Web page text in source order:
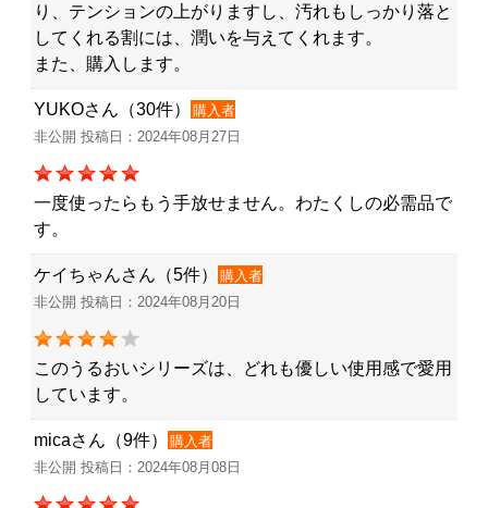
り、テンションの上がりますし、汚れもしっかり落と
してくれる割には、潤いを与えてくれます。
また、購入します。
YUKOさん（30件）
購入者
非公開 投稿日：2024年08月27日
一度使ったらもう手放せません。わたくしの必需品で
す。
ケイちゃんさん（5件）
購入者
非公開 投稿日：2024年08月20日
このうるおいシリーズは、どれも優しい使用感で愛用
しています。
micaさん（9件）
購入者
非公開 投稿日：2024年08月08日